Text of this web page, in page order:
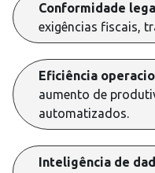
Conformidade
exigências fiscais,
Eficiência
aumento de
automatizados.
Inteligência de